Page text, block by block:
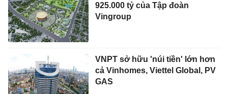
925.000 tỷ của Tập đoàn
Vingroup
VNPT sở hữu 'núi tiền' lớn hơn
cả Vinhomes, Viettel Global, PV
GAS